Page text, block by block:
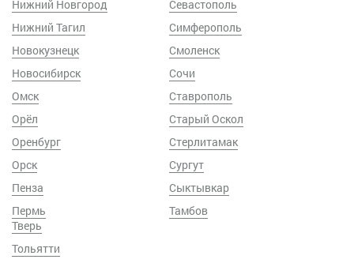
Нижний Новгород
Нижний Тагил
Новокузнецк
Новосибирск
Омск
Орёл
Оренбург
Орск
Пенза
Пермь
Севастополь
Симферополь
Смоленск
Сочи
Ставрополь
Старый Оскол
Стерлитамак
Сургут
Сыктывкар
Тамбов
Тверь
Тольятти